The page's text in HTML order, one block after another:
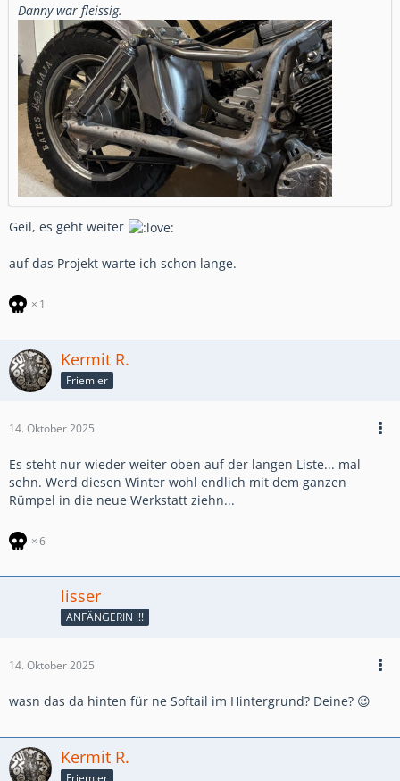
Danny war fleissig.
Geil, es geht weiter
auf das Projekt warte ich schon lange.
1
Kermit R.
Friemler
14. Oktober 2025
Es steht nur wieder weiter oben auf der langen Liste... mal
sehn. Werd diesen Winter wohl endlich mit dem ganzen
Rümpel in die neue Werkstatt ziehn...
6
lisser
ANFÄNGERIN !!!
14. Oktober 2025
wasn das da hinten für ne Softail im Hintergrund? Deine? 😉
Kermit R.
Friemler